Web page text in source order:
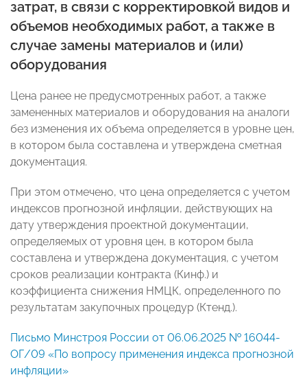
затрат, в связи с корректировкой видов и
объемов необходимых работ, а также в
случае замены материалов и (или)
оборудования
Цена ранее не предусмотренных работ, а также
замененных материалов и оборудования на аналоги
без изменения их объема определяется в уровне цен,
в котором была составлена и утверждена сметная
документация.
При этом отмечено, что цена определяется с учетом
индексов прогнозной инфляции, действующих на
дату утверждения проектной документации,
определяемых от уровня цен, в котором была
составлена и утверждена документация, с учетом
сроков реализации контракта (Кинф.) и
коэффициента снижения НМЦК, определенного по
результатам закупочных процедур (Ктенд.).
Письмо Минстроя России от 06.06.2025 № 16044-
ОГ/09 «По вопросу применения индекса прогнозной
инфляции»